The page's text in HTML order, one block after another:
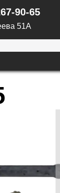
90-65
51А